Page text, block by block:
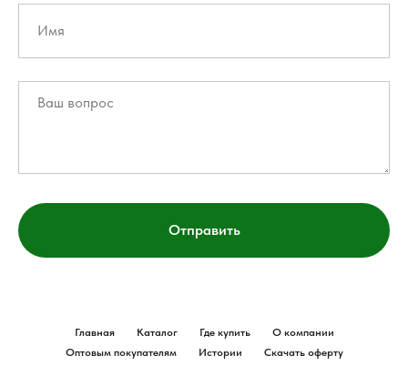
Отправить
Главная Каталог Где купить
О компании
Оптовым покупателям
Истории
Скачать оферту